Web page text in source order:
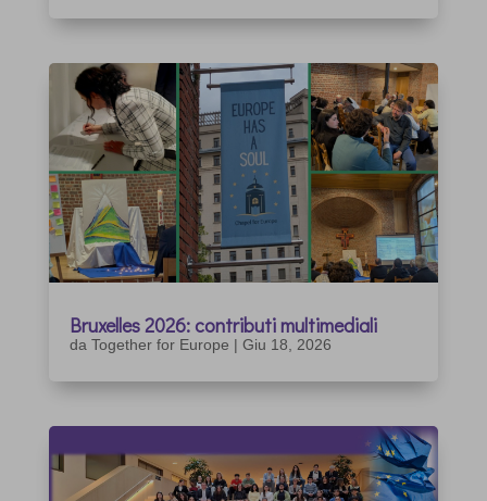
Bruxelles 2026: contributi multimediali
da Together for Europe | Giu 18, 2026